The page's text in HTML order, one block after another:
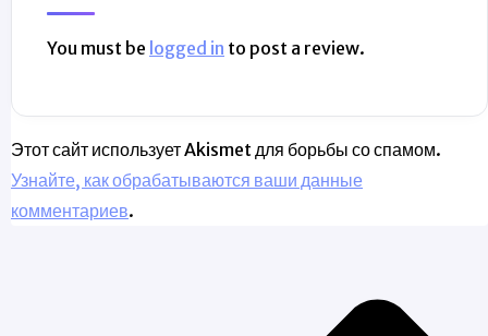
You must be logged in to post a review.
Этот сайт использует Akismet для борьбы со спамом.
Узнайте, как обрабатываются ваши данные
комментариев.